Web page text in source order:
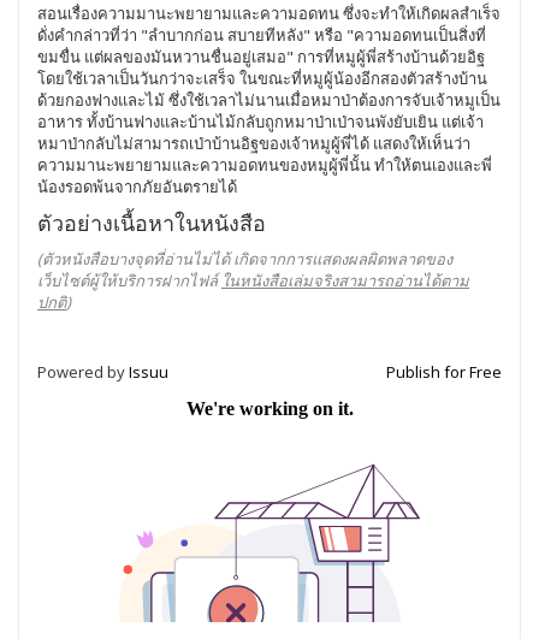
สอนเรื่องความมานะพยายามและความอดทน ซึ่งจะทำให้เกิดผลสำเร็จ
ดั่งคำกล่าวที่ว่า "ลำบากก่อน สบายทีหลัง" หรือ "ความอดทนเป็นสิ่งที่
ขมขื่น แต่ผลของมันหวานชื่นอยู่เสมอ" การที่หมูผู้พี่สร้างบ้านด้วยอิฐ
โดยใช้เวลาเป็นวันกว่าจะเสร็จ ในขณะที่หมูผู้น้องอีกสองตัวสร้างบ้าน
ด้วยกองฟางและไม้ ซึ่งใช้เวลาไม่นานเมื่อหมาป่าต้องการจับเจ้าหมูเป็น
อาหาร ทั้งบ้านฟางและบ้านไม้กลับถูกหมาป่าเป่าจนพังยับเยิน แต่เจ้า
หมาป่ากลับไม่สามารถเป่าบ้านอิฐของเจ้าหมูผู้พี่ได้ แสดงให้เห็นว่า
ความมานะพยายามและความอดทนของหมูผู้พี่นั้น ทำให้ตนเองและพี่
น้องรอดพ้นจากภัยอันตรายได้
ตัวอย่างเนื้อหาในหนังสือ
(ตัวหนังสือบางจุดที่อ่านไม่ได้ เกิดจากการแสดงผลผิดพลาดของ
เว็บไซต์ผู้ให้บริการฝากไฟล์ ในหนังสือเล่มจริงสามารถอ่านได้ตาม
ปกติ)
Powered byIssuu Publish for Free